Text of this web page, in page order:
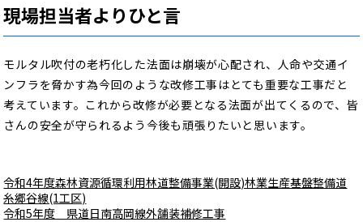
現場担当者よりひと言
モルタル吹付の老朽化した法面は崩壊が心配され、人命や交通イ
ンフラを脅かす為今回のような改修工事はとても重要な工事だと
考えています。これから改修が必要となる法面が出てくるので、皆
さんの安全が守られるよう今後も頑張りたいと思います。
令和4年度森林資源循環利用林道整備事業(開設)林業生産基盤整備道
糸郷谷線(1工区)
令和5年度 県道日南高岡線外舗装補修工事